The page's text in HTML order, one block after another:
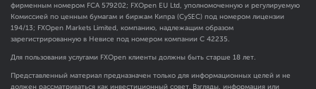
фирменным номером FCA 579202; FXOpen EU Ltd, уполномоченную и регулируемую
Комиссией по ценным бумагам и биржам Кипра (CySEC) под номером лицензии
194/13; FXOpen Markets Limited, компанию, надлежащим образом
зарегистрированную в Невисе под номером компании C 42235.
Для пользования услугами FXOpen клиенты должны быть старше 18 лет.
Представленный материал предназначен только для информационных целей и не
должен рассматриваться как инвестиционный совет. Взгляды, информация или